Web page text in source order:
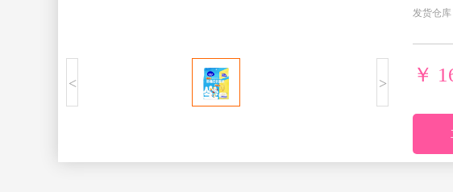
< >
发货仓库
￥